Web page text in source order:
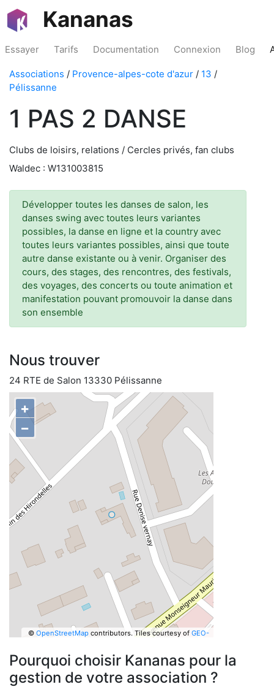
Kananas
Essayer Tarifs Documentation Connexion Blog
Associations / Provence-alpes-cote d'azur / 13 /
Pélissanne
1 PAS 2 DANSE
Clubs de loisirs, relations / Cercles privés, fan clubs
Waldec : W131003815
Développer toutes les danses de salon, les
danses swing avec toutes leurs variantes
possibles, la danse en ligne et la country avec
toutes leurs variantes possibles, ainsi que toute
autre danse existante ou à venir. Organiser des
cours, des stages, des rencontres, des festivals,
des voyages, des concerts ou toute animation et
manifestation pouvant promouvoir la danse dans
son ensemble
Nous trouver
24 RTE de Salon 13330 Pélissanne
+
−
© OpenStreetMapcontributors. Tiles courtesy of GEO-
Pourquoi choisir Kananas pour la
gestion de votre association ?